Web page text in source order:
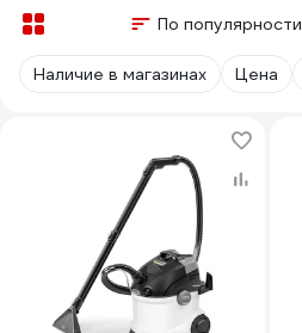
По популярности
Наличие в магазинах Цена